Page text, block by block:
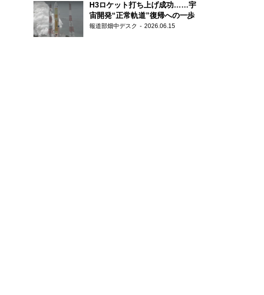
H3ロケット打ち上げ成功……宇
宙開発“正常軌道”復帰への一歩
報道部畑中デスク 2026.06.15